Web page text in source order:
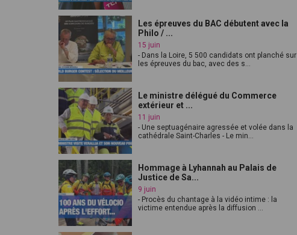
Les épreuves du BAC débutent avec la
Philo / ...
15 juin
- Dans la Loire, 5 500 candidats ont planché sur
les épreuves du bac, avec des s...
Le ministre délégué du Commerce
extérieur et ...
11 juin
- Une septuagénaire agressée et volée dans la
cathédrale Saint-Charles - Le min...
Hommage à Lyhannah au Palais de
Justice de Sa...
9 juin
- Procès du chantage à la vidéo intime : la
victime entendue après la diffusion ...